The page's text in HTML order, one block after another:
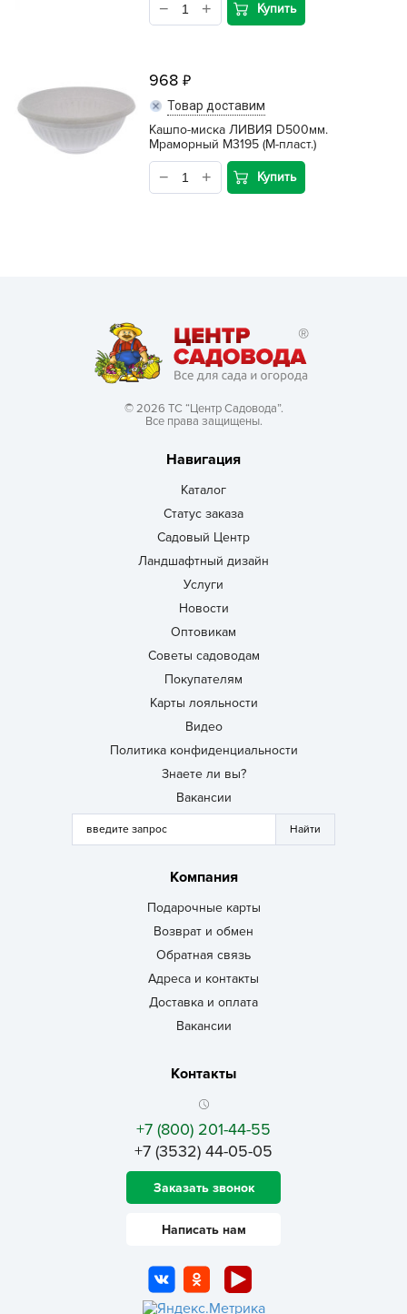
Купить
968
Товар доставим
Кашпо-миска ЛИВИЯ D500мм.
Мраморный М3195 (М-пласт.)
Купить
© 2026 ТС “Центр Садовода”.
Все права защищены.
Навигация
Каталог
Статус заказа
Садовый Центр
Ландшафтный дизайн
Услуги
Новости
Оптовикам
Советы садоводам
Покупателям
Карты лояльности
Видео
Политика конфиденциальности
Знаете ли вы?
Вакансии
Компания
Подарочные карты
Возврат и обмен
Обратная связь
Адреса и контакты
Доставка и оплата
Вакансии
Контакты
+7 (800) 201-44-55
+7 (3532) 44-05-05
Заказать звонок
Написать нам